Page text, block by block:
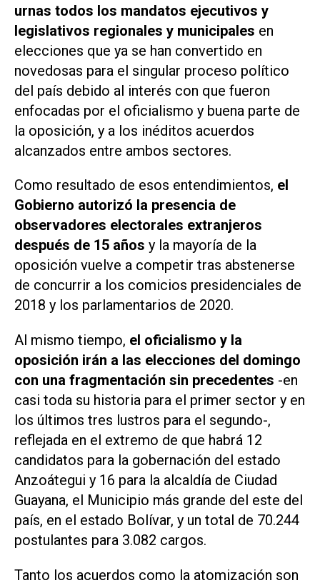
urnas todos los mandatos ejecutivos y
legislativos regionales y municipales en
elecciones que ya se han convertido en
novedosas para el singular proceso político
del país debido al interés con que fueron
enfocadas por el oficialismo y buena parte de
la oposición, y a los inéditos acuerdos
alcanzados entre ambos sectores.
Como resultado de esos entendimientos, el
Gobierno autorizó la presencia de
observadores electorales extranjeros
después de 15 años y la mayoría de la
oposición vuelve a competir tras abstenerse
de concurrir a los comicios presidenciales de
2018 y los parlamentarios de 2020.
Al mismo tiempo, el oficialismo y la
oposición irán a las elecciones del domingo
con una fragmentación sin precedentes -en
casi toda su historia para el primer sector y en
los últimos tres lustros para el segundo-,
reflejada en el extremo de que habrá 12
candidatos para la gobernación del estado
Anzoátegui y 16 para la alcaldía de Ciudad
Guayana, el Municipio más grande del este del
país, en el estado Bolívar, y un total de 70.244
postulantes para 3.082 cargos.
Tanto los acuerdos como la atomización son